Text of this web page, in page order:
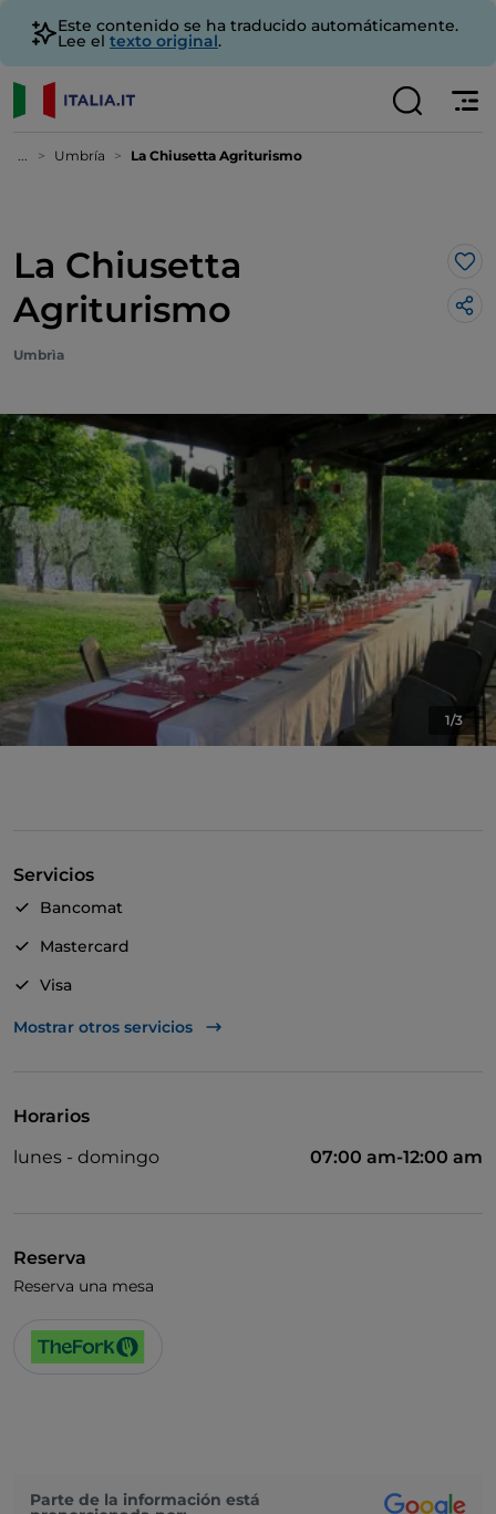
Este contenido se ha traducido automáticamente.
Lee el texto original.
... Umbría La Chiusetta Agriturismo
La Chiusetta
Agriturismo
Me
Umbrìa
1/3
Servicios
Bancomat
Mastercard
Visa
Acceso para inválidos
Mostrar otros servicios
Horarios
lunes - domingo
07:00 am-12:00 am
Reserva
Reserva una mesa
Parte de la información está